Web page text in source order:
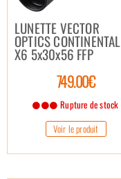
LUNETTE VECTOR
OPTICS CONTINENTAL
X6 5x30x56 FFP
749.00€
Rupture de stock
Voir le produit